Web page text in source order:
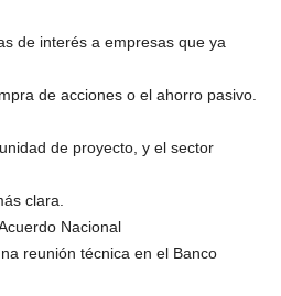
de interés a empresas que ya
de acciones o el ahorro pasivo.
de proyecto, y el sector
clara.
Nacional
reunión técnica en el Banco